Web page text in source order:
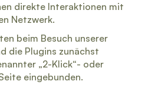
direkte Interaktionen mit
Netzwerk.
beim Besuch unserer
die Plugins zunächst
„2-Klick“- oder
eingebunden.